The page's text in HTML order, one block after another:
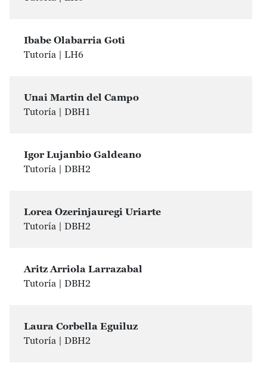
Ibabe Olabarria Goti
Tutoría | LH6
Unai Martin del Campo
Tutoría | DBH1
Igor Lujanbio Galdeano
Tutoría | DBH2
Lorea Ozerinjauregi Uriarte
Tutoría | DBH2
Aritz Arriola Larrazabal
Tutoría | DBH2
Laura Corbella Eguiluz
Tutoría | DBH2